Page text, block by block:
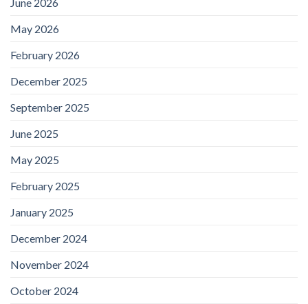
June 2026
May 2026
February 2026
December 2025
September 2025
June 2025
May 2025
February 2025
January 2025
December 2024
November 2024
October 2024